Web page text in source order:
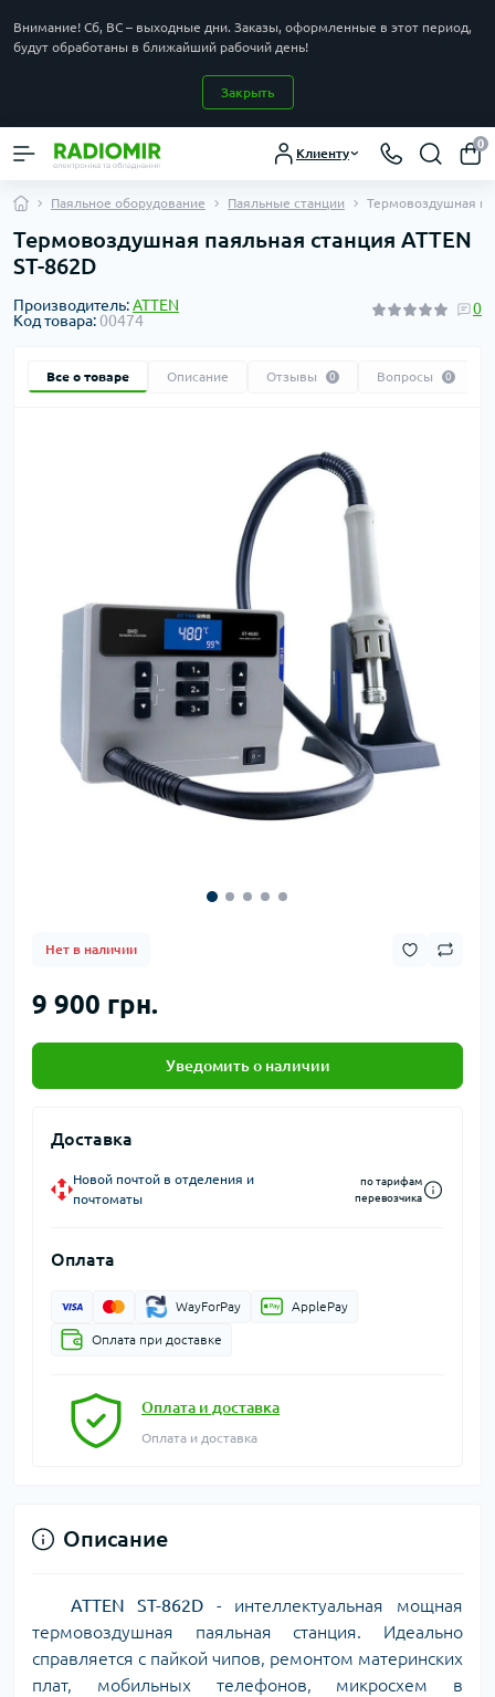
Внимание! Сб, ВС – выходные дни. Заказы, оформленные в этот период,
будут обработаны в ближайший рабочий день!
Закрыть
Клиенту
0
Паяльное оборудование Паяльные станции Термовоздушная
Термовоздушная паяльная станция ATTEN
ST-862D
Производитель:ATTEN
Код товара:00474
0
Все о товаре Описание Отзывы 0 Вопросы 0
Нет в наличии
9 900 грн.
Уведомить о наличии
Доставка
Новой почтой в отделения и
почтоматы
по тарифам
перевозчика
Оплата
WayForPay ApplePay
Оплата при доставке
Оплата и доставка
Оплата и доставка
Описание
ATTEN ST-862D - интеллектуальная мощная
термовоздушная паяльная станция. Идеально
справляется с пайкой чипов, ремонтом материнских
плат, мобильных телефонов, микросхем в